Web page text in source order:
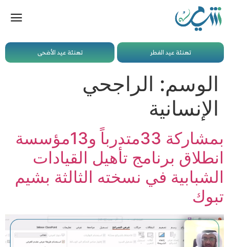
تهنئة عيد الفطر تهنئة عيد الأضحى
الوسم: الراجحي
الإنسانية
بمشاركة 33متدرباً و13مؤسسة
انطلاق برنامج تأهيل القيادات
الشبابية في نسخته الثالثة بشيم
تبوك